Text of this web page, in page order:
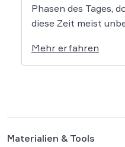
Phasen des Tages,
diese Zeit meist
in die Debatte
Arbeitnehmern den
Mehr erfahren
Materialien & Tools